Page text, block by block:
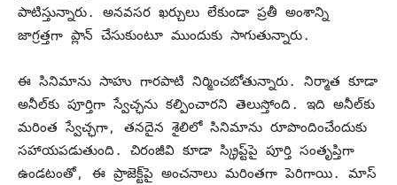
పాటిస్తున్నారు. అనవసర ఖర్చులు లేకుండా ప్రతీ అంశాన్ని
జాగ్రత్తగా ప్లాన్ చేసుకుంటూ ముందుకు సాగుతున్నారు.
ఈ సినిమాను సాహు గారపాటి నిర్మించబోతున్నారు. నిర్మాత కూడా
అనీల్‌కు పూర్తిగా స్వేచ్ఛను కల్పించారని తెలుస్తోంది. ఇది అనీల్‌కు
మరింత స్వేచ్ఛగా, తనదైన శైలిలో సినిమాను రూపొందించేందుకు
సహాయపడుతుంది. చిరంజీవి కూడా స్క్రిప్ట్‌పై పూర్తి సంతృప్తిగా
ఉండటంతో, ఈ ప్రాజెక్ట్‌పై అంచనాలు మరింతగా పెరిగాయి. మాస్